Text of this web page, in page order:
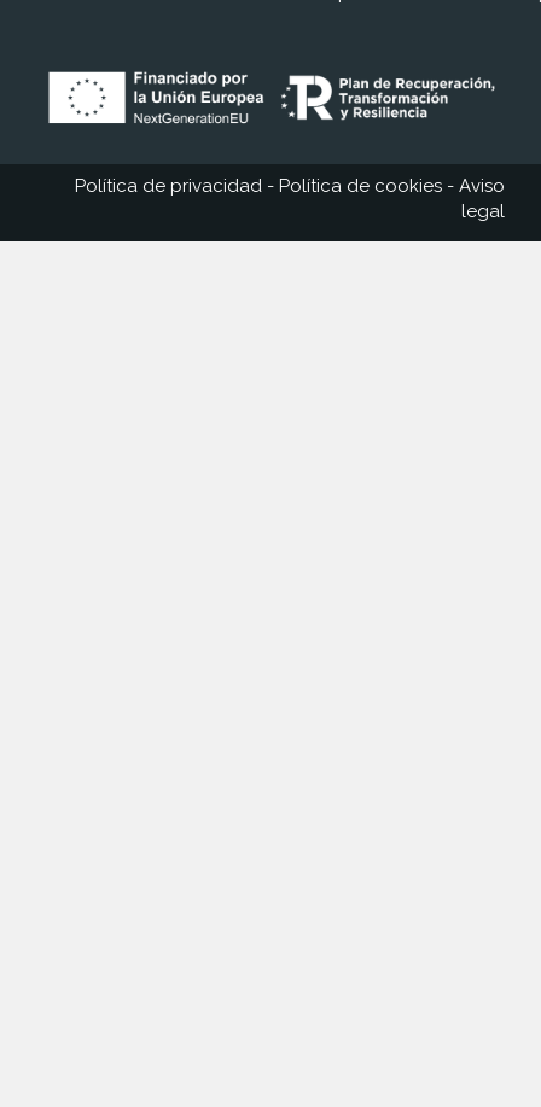
Política de privacidad- Política de cookies- Aviso
legal